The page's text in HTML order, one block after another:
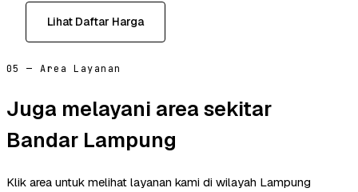
Lihat Daftar Harga
05 — Area Layanan
Juga melayani area sekitar
Bandar Lampung
Klik area untuk melihat layanan kami di wilayah Lampung